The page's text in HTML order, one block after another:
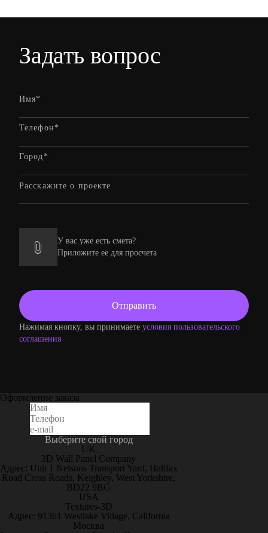
Задать вопрос
У вас уже есть смета?
Приложите ее для просчета
Нажимая кнопку, вы принимаете условия пользовательского
соглашения
Оформление заказа
Выберите свой город
UK
3D Wall Panel Company
Адрес: Unit 1 Nelsons Transport Yard, Halifax
Road Cross Roads, Keighley, West Yorkshire,
BD22 9BG
USA
Textures-3D
Адрес: 91361 Westlake Village, California
Москва